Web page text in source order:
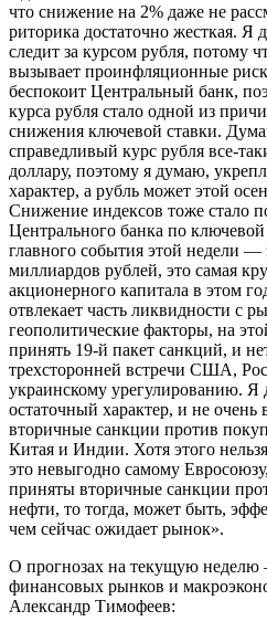
что снижение на 2% даже не
риторика достаточно жесткая.
следит за курсом рубля, потому
вызывает проинфляционные
беспокоит Центральный банк,
курса рубля стало одной из
снижения ключевой ставки.
справедливый курс рубля все-
доллару, поэтому я думаю,
характер, а рубль может этой
Снижение индексов тоже стало
Центрального банка по ключевой
главного события этой недели
миллиардов рублей, это самая
акционерного капитала в этом
отвлекает часть ликвидности с
геополитические факторы, на
принять 19-й пакет санкций, и
трехсторонней встречи США,
украинскому урегулированию. Я
остаточный характер, и не очень
вторичные санкции против
Китая и Индии. Хотя этого
это невыгодно самому
приняты вторичные санкции
нефти, то тогда, может быть,
чем сейчас ожидает рынок».
О прогнозах на текущую неделю
финансовых рынков и
Александр Тимофеев: